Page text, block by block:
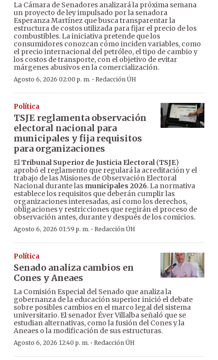
La Cámara de Senadores analizará la próxima semana
un proyecto de ley impulsado por la senadora
Esperanza Martínez que busca transparentar la
estructura de costos utilizada para fijar el precio de los
combustibles. La iniciativa pretende que los
consumidores conozcan cómo inciden variables, como
el precio internacional del petróleo, el tipo de cambio y
los costos de transporte, con el objetivo de evitar
márgenes abusivos en la comercialización.
Agosto 6, 2026 02:00 p. m. · Redacción ÚH
Política
TSJE reglamenta observación
electoral nacional para
municipales y fija requisitos
para organizaciones
ElTribunal Superior de Justicia Electoral(TSJE)
aprobó el reglamento que regulará la acreditación y el
trabajo de las Misiones de Observación Electoral
Nacional durante las municipales 2026. La normativa
establece los requisitos que deberán cumplir las
organizaciones interesadas, así como los derechos,
obligaciones y restricciones que regirán el proceso de
observación antes, durante y después de los comicios.
Agosto 6, 2026 01:59 p. m. · Redacción ÚH
Política
Senado analiza cambios en
Cones y Aneaes
La Comisión Especial del Senado que analiza la
gobernanza de la educación superior inició el debate
sobre posibles cambios en el marco legal del sistema
universitario. El senador Éver Villalba señaló que se
estudian alternativas, como la fusión del Cones y la
Aneaes o la modificación de sus estructuras.
Agosto 6, 2026 12:40 p. m. · Redacción ÚH